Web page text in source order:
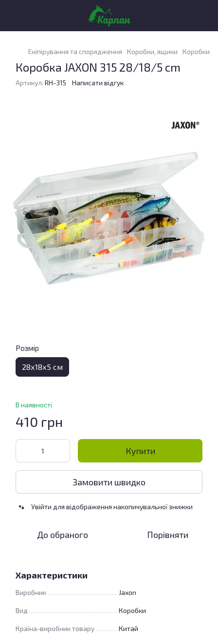
Екіпірування та спорядження Коробки, ящики Коробки,
Коробка JAXON 315 28/18/5 cm
Артикул: RH-315 Написати відгук
Розмір
28х18х5 см
В наявності
410 грн
Купити
Замовити швидко
% Увійти для відображення накопичувальної знижки
До обраного Порівняти
Характеристики
Виробник Jaxon
Вид Коробки
Країна-виробник товару Китай